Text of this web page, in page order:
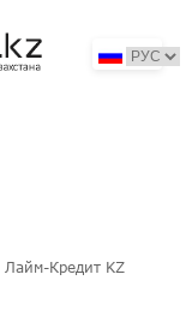
Лайм-Кредит KZ